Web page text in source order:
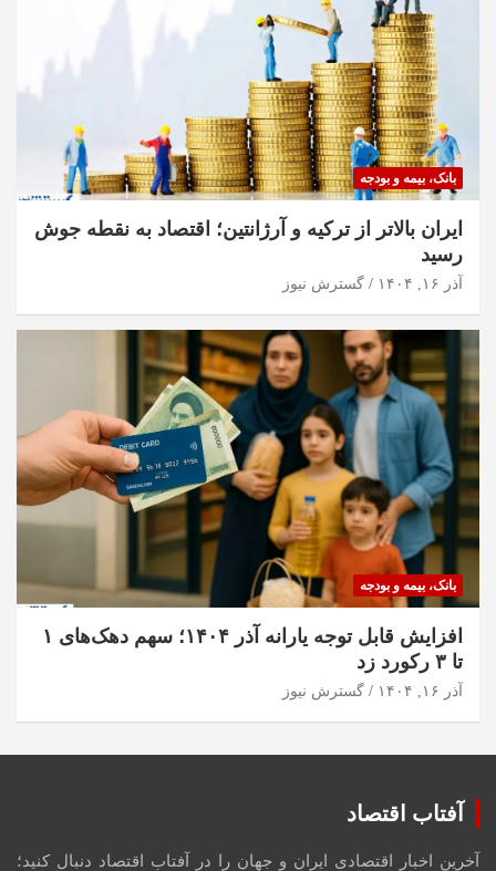
بانک، بیمه و بودجه
ایران بالاتر از ترکیه و آرژانتین؛ اقتصاد به نقطه جوش
رسید
آذر ۱۶, ۱۴۰۴ گسترش نیوز
بانک، بیمه و بودجه
افزایش قابل توجه یارانه آذر ۱۴۰۴؛ سهم دهک‌های ۱
تا ۳ رکورد زد
آذر ۱۶, ۱۴۰۴ گسترش نیوز
آفتاب اقتصاد
آخرین اخبار اقتصادی ایران و جهان را در آفتاب اقتصاد دنبال کنید؛